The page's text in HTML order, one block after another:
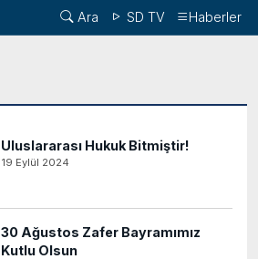
Ara SD TV Haberler
Uluslararası Hukuk Bitmiştir!
19 Eylül 2024
30 Ağustos Zafer Bayramımız
Kutlu Olsun